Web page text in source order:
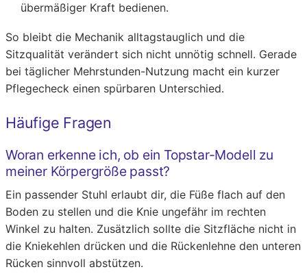
übermäßiger Kraft bedienen.
So bleibt die Mechanik alltagstauglich und die
Sitzqualität verändert sich nicht unnötig schnell. Gerade
bei täglicher Mehrstunden-Nutzung macht ein kurzer
Pflegecheck einen spürbaren Unterschied.
Häufige Fragen
Woran erkenne ich, ob ein Topstar-Modell zu
meiner Körpergröße passt?
Ein passender Stuhl erlaubt dir, die Füße flach auf den
Boden zu stellen und die Knie ungefähr im rechten
Winkel zu halten. Zusätzlich sollte die Sitzfläche nicht in
die Kniekehlen drücken und die Rückenlehne den unteren
Rücken sinnvoll abstützen.